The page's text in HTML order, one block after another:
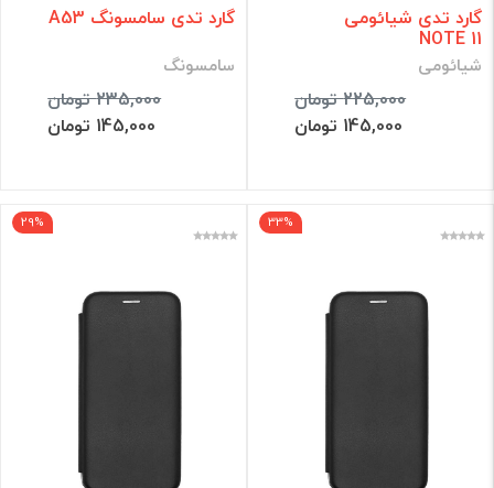
گارد تدی شیائومی
NOTE 11
شیائومی
225,000 تومان
145,000 تومان
گارد تدی سامسونگ A53
سامسونگ
235,000 تومان
145,000 تومان
33%
29%